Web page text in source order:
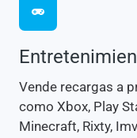
Vende recargas a
como Xbox, Play
Minecraft, Rixty,